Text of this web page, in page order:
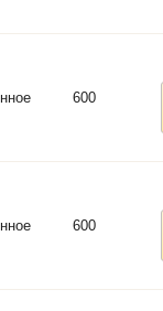
600
600